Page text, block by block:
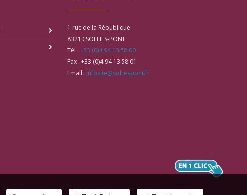
1 rue de la République
83210 SOLLIES-PONT
Tél : +33 (0)4 94 13 58 00
Fax : +33 (0)4 94 13 58 01
Email : infosite@solliespont.fr